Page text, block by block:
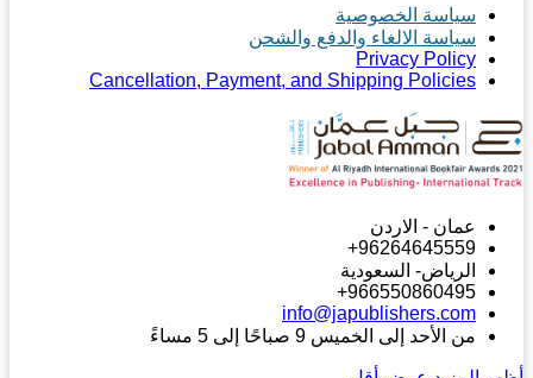
سياسة الخصوصية
سياسة الالغاء والدفع والشحن
Privacy Policy
Cancellation, Payment, and Shipping Policies
عمان - الاردن
96264645559+
الرياض- السعودية
966550860495+
info@japublishers.com
من الأحد إلى الخميس 9 صباحًا إلى 5 مساءً